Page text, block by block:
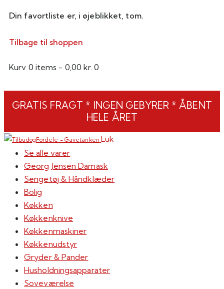
Din favortliste er, i øjeblikket, tom.
Tilbage til shoppen
Kurv 0 items - 0,00 kr. 0
GRATIS FRAGT * INGEN GEBYRER * ÅBENT
HELE ÅRET
Luk
Se alle varer
Georg Jensen Damask
Sengetøj & Håndklæder
Bolig
Køkken
Køkkenknive
Køkkenmaskiner
Køkkenudstyr
Gryder & Pander
Husholdningsapparater
Soveværelse